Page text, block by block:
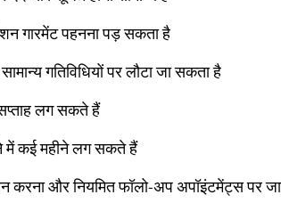
गारमेंट पहनना पड़ सकता है
गतिविधियों पर लौटा जा सकता है
लग सकते हैं
में कई महीने लग सकते हैं
करना और नियमित फॉलो-अप अपॉइंटमेंट्स पर